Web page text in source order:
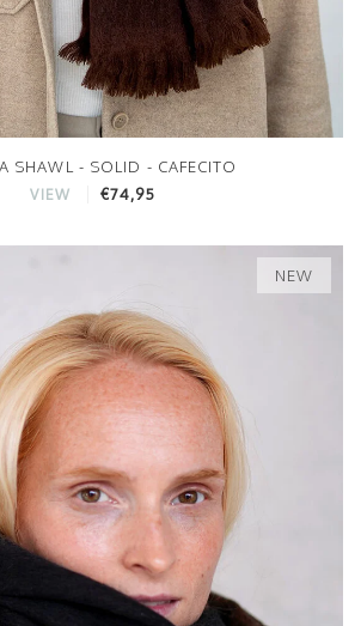
SHAWL - SOLID - CAFECITO
VIEW €74,95
NEW